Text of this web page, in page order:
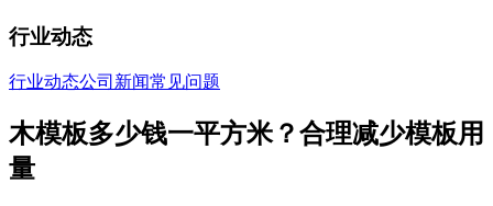
行业动态
行业动态公司新闻常见问题
木模板多少钱一平方米？合理减少模板用
量